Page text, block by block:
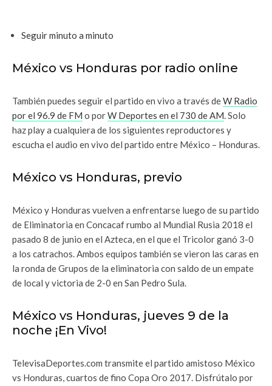
Seguir minuto a minuto
México vs Honduras por radio online
También puedes seguir el partido en vivo a través deW Radio
por el 96.9 de FM o porW Deportes en el 730 de AM. Solo
haz play a cualquiera de los siguientes reproductores y
escucha el audio en vivo del partido entre México – Honduras.
México vs Honduras, previo
México y Honduras vuelven a enfrentarse luego de su partido
de Eliminatoria en Concacaf rumbo al Mundial Rusia 2018 el
pasado 8 de junio en el Azteca, en el que el Tricolor ganó 3-0
a los catrachos. Ambos equipos también se vieron las caras en
la ronda de Grupos de la eliminatoria con saldo de un empate
de local y victoria de 2-0 en San Pedro Sula.
México vs Honduras, jueves 9 de la
noche ¡En Vivo!
TelevisaDeportes.com transmite el partido amistoso México
vs Honduras, cuartos de fino Copa Oro 2017. Disfrútalo por